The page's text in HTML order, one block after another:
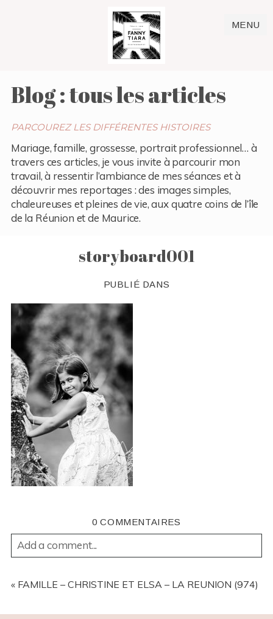
MENU
Blog : tous les articles
PARCOUREZ LES DIFFÉRENTES HISTOIRES
Mariage, famille, grossesse, portrait professionnel… à
travers ces articles, je vous invite à parcourir mon
travail, à ressentir l’ambiance de mes séances et à
découvrir mes reportages : des images simples,
chaleureuses et pleines de vie, aux quatre coins de l’île
de la Réunion et de Maurice.
storyboard001
PUBLIÉ DANS
0 COMMENTAIRES
Add a comment...
REQUIRED FIELDS ARE MARKED *
« FAMILLE – CHRISTINE ET ELSA – LA REUNION (974)